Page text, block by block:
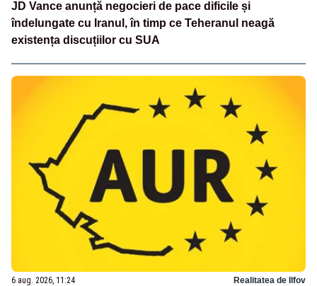
JD Vance anunță negocieri de pace dificile și
îndelungate cu Iranul, în timp ce Teheranul neagă
existența discuțiilor cu SUA
6 aug. 2026, 11:24 Realitatea de Ilfov